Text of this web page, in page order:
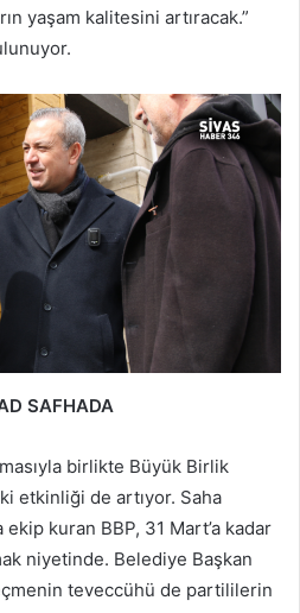
yaşam kalitesini artıracak.”
SAFHADA
birlikte Büyük Birlik
etkinliği de artıyor. Saha
ekip kuran BBP, 31 Mart’a kadar
niyetinde. Belediye Başkan
teveccühü de partililerin